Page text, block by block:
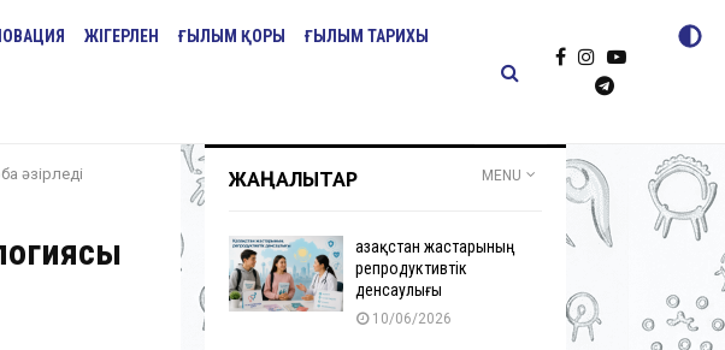
ЖІГЕРЛЕН ҒЫЛЫМ ҚОРЫ ҒЫЛЫМ ТАРИХЫ
әзірледі ЖАҢАЛЫҚТАР MENU
Қазақстан жастарының
репродуктивтік
денсаулығы
10/06/2026